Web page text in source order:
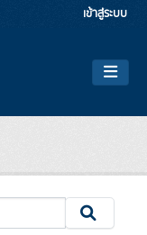
เข้าสู่ระบบ